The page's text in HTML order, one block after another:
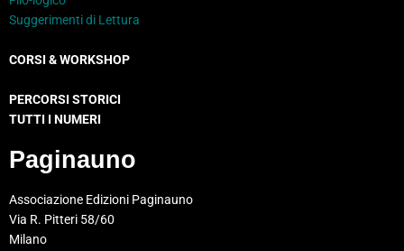
Suggerimenti di Lettura
CORSI & WORKSHOP
PERCORSI STORICI
TUTTI I NUMERI
Paginauno
Associazione Edizioni Paginauno
Via R. Pitteri 58/60
Milano